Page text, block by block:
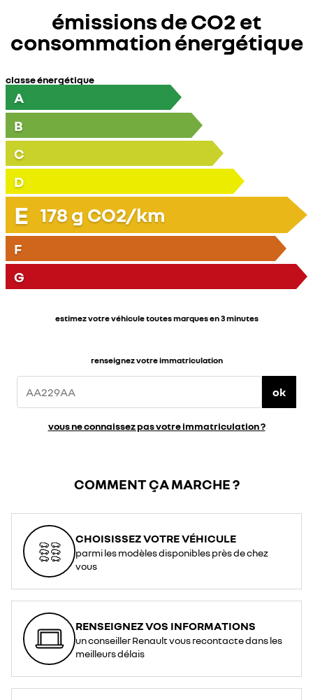
émissions de CO2 et
consommation énergétique
classe énergétique
A
B
C
D
E 178 g CO2/km
F
G
estimez votre véhicule toutes marques en 3 minutes
renseignez votre immatriculation
ok
vous ne connaissez pas votre immatriculation ?
COMMENT ÇA MARCHE ?
CHOISISSEZ VOTRE VÉHICULE
parmi les modèles disponibles près de chez
vous
RENSEIGNEZ VOS INFORMATIONS
un conseiller Renault vous recontacte dans les
meilleurs délais